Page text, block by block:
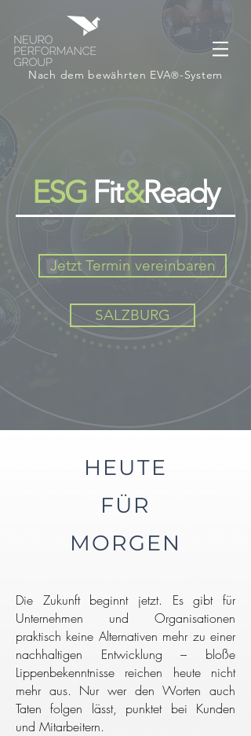
Nach dem bewährten EVA®-System
ESG Fit&Ready
Jetzt Termin vereinbaren
SALZBURG
HEUTE
FÜR
MORGEN
Die Zukunft beginnt jetzt. Es gibt für
Unternehmen und Organisationen
praktisch keine Alternativen mehr zu einer
nachhaltigen Entwicklung – bloße
Lippenbekenntnisse reichen heute nicht
mehr aus. Nur wer den Worten auch
Taten folgen lässt, punktet bei Kunden
und Mitarbeitern.